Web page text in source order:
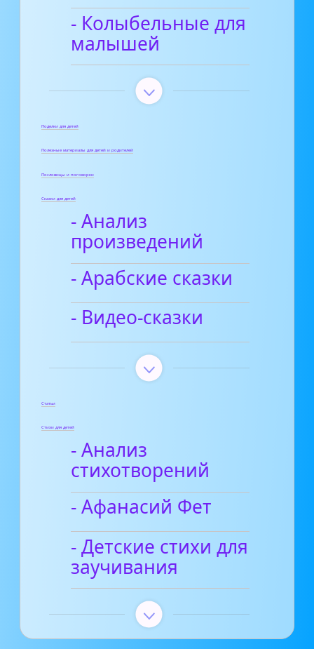
- Колыбельные для
малышей
Поделки для детей
Полезные материалы для детей и родителей
Пословицы и поговорки
Сказки для детей
- Анализ
произведений
- Арабские сказки
- Видео-сказки
Статьи
Стихи для детей
- Анализ
стихотворений
- Афанасий Фет
- Детские стихи для
заучивания